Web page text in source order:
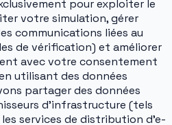
pour exploiter le
votre simulation, gérer
communications liées au
de vérification) et améliorer
avec votre consentement
utilisant des données
partager des données
d'infrastructure (tels
services de distribution d'e-